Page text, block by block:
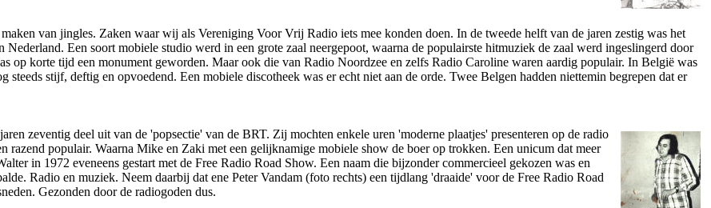
van jingles. Zaken waar wij als Vereniging Voor Vrij Radio iets mee konden doen. In de tweede helft van de jaren zestig was het
Een soort mobiele studio werd in een grote zaal neergepoot, waarna de populairste hitmuziek de zaal werd ingeslingerd door
op korte tijd een monument geworden. Maar ook die van Radio Noordzee en zelfs Radio Caroline waren aardig populair. In België was
steeds stijf, deftig en opvoedend. Een mobiele discotheek was er echt niet aan de orde. Twee Belgen hadden niettemin begrepen dat er
zeventig deel uit van de 'popsectie' van de BRT. Zij mochten enkele uren 'moderne plaatjes' presenteren op de radio
razend populair. Waarna Mike en Zaki met een gelijknamige mobiele show de boer op trokken. Een unicum dat meer
in 1972 eveneens gestart met de Free Radio Road Show. Een naam die bijzonder commercieel gekozen was en
Radio en muziek. Neem daarbij dat ene Peter Vandam (foto rechts) een tijdlang 'draaide' voor de Free Radio Road
Gezonden door de radiogoden dus.